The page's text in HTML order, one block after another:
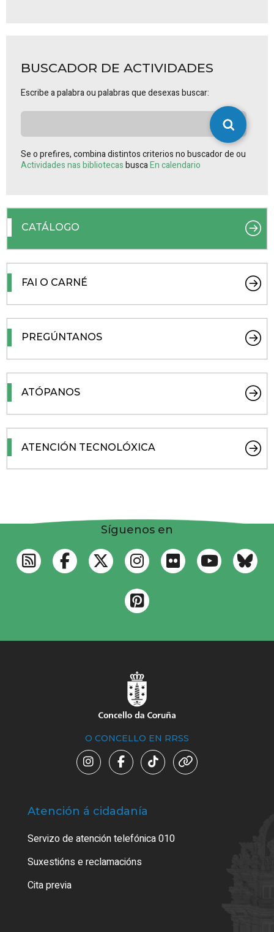
BUSCADOR DE ACTIVIDADES
Escribe a palabra ou palabras que desexas buscar:
Se o prefires, combina distintos criterios no buscador de ou
Actividades nas bibliotecasbuscaEn calendario
CATÁLOGO
FAI O CARNÉ
PREGÚNTANOS
ATÓPANOS
ATENCIÓN TECNOLÓXICA
Síguenos en
O CONCELLO EN RRSS
Atención á cidadanía
Servizo de atención telefónica 010
Suxestións e reclamacións
Cita previa